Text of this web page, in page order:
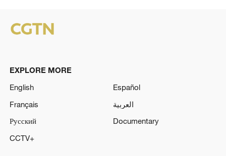
EXPLORE MORE
English
Español
Français
العربية
Русский
Documentary
CCTV+